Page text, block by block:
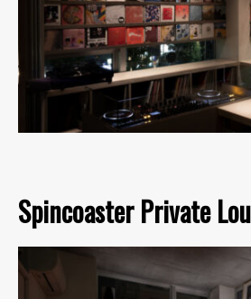
Spincoaster Private